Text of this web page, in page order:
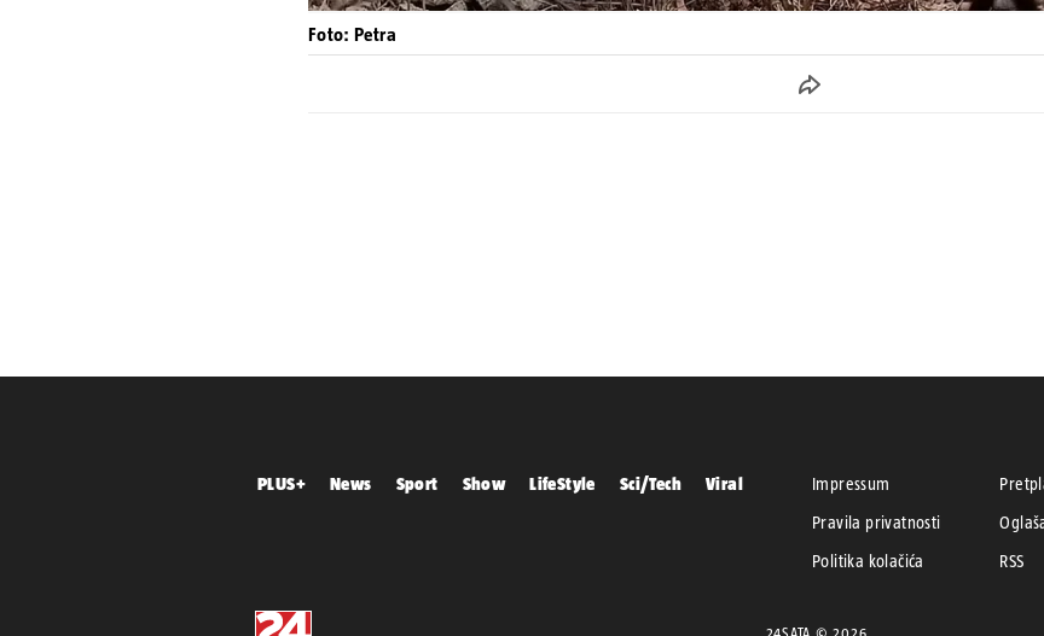
Foto: Petra
PLUS+ News Sport Show LifeStyle Sci/Tech Viral Impressum
Pravila privatnosti
Politika kolačića
RSS